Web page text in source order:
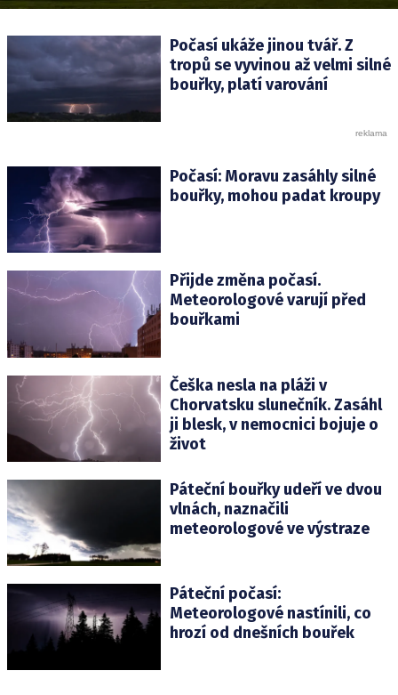
Počasí ukáže jinou tvář. Z
tropů se vyvinou až velmi silné
bouřky, platí varování
Počasí: Moravu zasáhly silné
bouřky, mohou padat kroupy
Přijde změna počasí.
Meteorologové varují před
bouřkami
Češka nesla na pláži v
Chorvatsku slunečník. Zasáhl
ji blesk, v nemocnici bojuje o
život
Páteční bouřky udeří ve dvou
vlnách, naznačili
meteorologové ve výstraze
Páteční počasí:
Meteorologové nastínili, co
hrozí od dnešních bouřek